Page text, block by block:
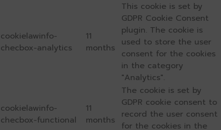
cookielawinfo-
checbox-analytics
11
months
This cookie is set by
GDPR Cookie Consent
plugin. The cookie is
used to store the user
consent for the cookies
in the category
"Analytics".
cookielawinfo-
checbox-functional
11
months
The cookie is set by
GDPR cookie consent to
record the user consent
for the cookies in the